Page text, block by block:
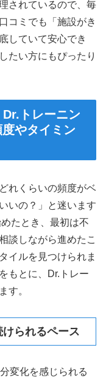
されているので、毎
コミでも「施設がき
していて安心でき
たい方にもぴったり
トレーニン
やタイミン
れくらいの頻度がベ
いの？」と迷います
たとき、最初は不
談しながら進めたこ
イルを見つけられま
もとに、Dr.トレー
す。
られるペース
変化を感じられる